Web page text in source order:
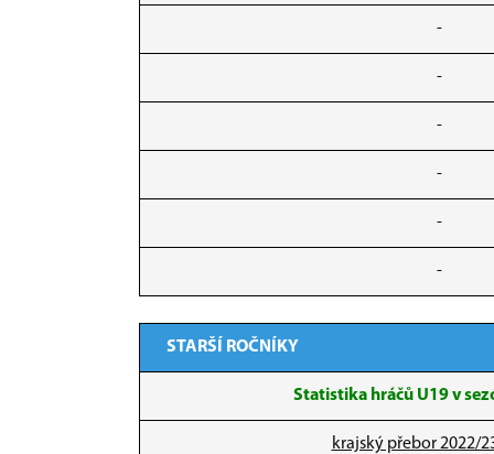
-
-
-
-
-
-
STARŠÍ ROČNÍKY
Statistika hráčů U19 v
krajský přebor 2022/